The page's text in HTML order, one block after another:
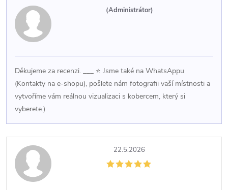
(Administrátor)
Děkujeme za recenzi. ___ ⭐ Jsme také na WhatsAppu
(Kontakty na e-shopu), pošlete nám fotografii vaší místnosti a
vytvoříme vám reálnou vizualizaci s kobercem, který si
vyberete.)
22.5.2026